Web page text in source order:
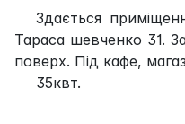
Здається
Тараса шевченко 31.
поверх. Під кафе,
35квт.